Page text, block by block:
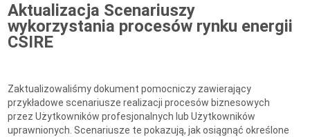
Aktualizacja Scenariuszy
wykorzystania procesów rynku energii
CSIRE
Zaktualizowaliśmy dokument pomocniczy zawierający
przykładowe scenariusze realizacji procesów biznesowych
przez Użytkowników profesjonalnych lub Użytkowników
uprawnionych. Scenariusze te pokazują, jak osiągnąć określone